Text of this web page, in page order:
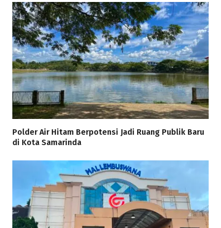
Polder Air Hitam Berpotensi Jadi Ruang Publik Baru
di Kota Samarinda